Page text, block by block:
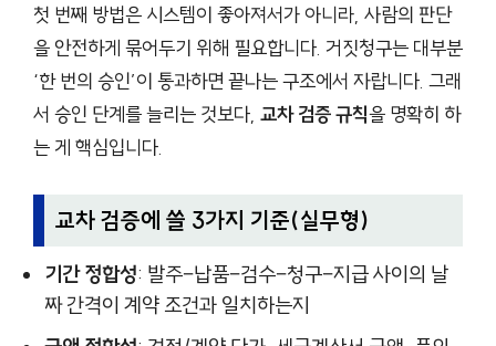
첫 번째 방법은 시스템이 좋아져서가 아니라, 사람의 판단
을 안전하게 묶어두기 위해 필요합니다. 거짓청구는 대부분
‘한 번의 승인’이 통과하면 끝나는 구조에서 자랍니다. 그래
서 승인 단계를 늘리는 것보다, 교차 검증 규칙을 명확히 하
는 게 핵심입니다.
교차 검증에 쓸 3가지 기준(실무형)
기간 정합성: 발주–납품–검수–청구–지급 사이의 날
짜 간격이 계약 조건과 일치하는지